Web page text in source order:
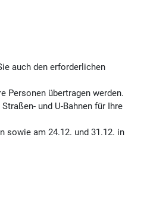
auch den erforderlichen
Personen übertragen werden.
und U-Bahnen für Ihre
sowie am 24.12. und 31.12. in